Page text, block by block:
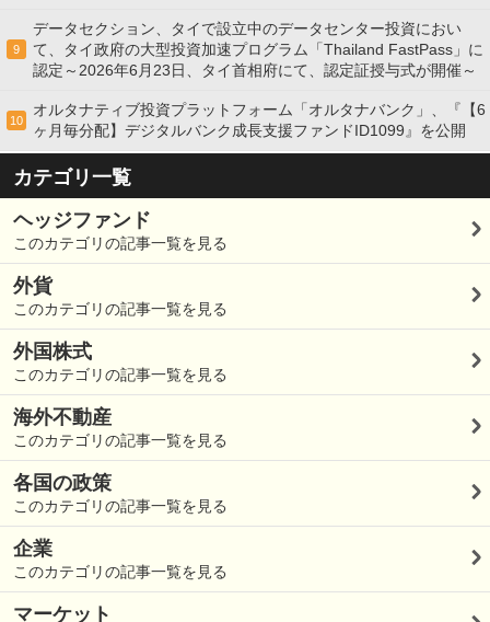
9
データセクション、タイで設立中のデータセンター投資におい
て、タイ政府の大型投資加速プログラム「Thailand FastPass」に
認定～2026年6月23日、タイ首相府にて、認定証授与式が開催～
10
オルタナティブ投資プラットフォーム「オルタナバンク」、『【6
ヶ月毎分配】デジタルバンク成長支援ファンドID1099』を公開
カテゴリ一覧
ヘッジファンド
このカテゴリの記事一覧を見る
外貨
このカテゴリの記事一覧を見る
外国株式
このカテゴリの記事一覧を見る
海外不動産
このカテゴリの記事一覧を見る
各国の政策
このカテゴリの記事一覧を見る
企業
このカテゴリの記事一覧を見る
マーケット